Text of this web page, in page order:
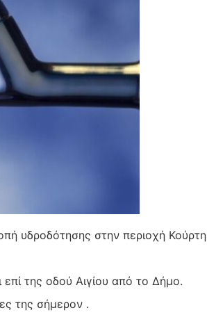
υδροδότησης στην περιοχή Κούρτη
της οδού Αιγίου από το Δήμο.
της σήμερον .